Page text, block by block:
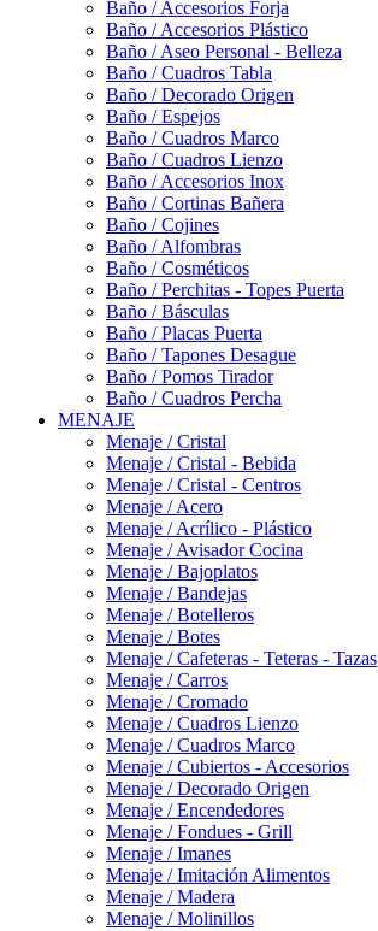
Baño / Accesorios Forja
Baño / Accesorios Plástico
Baño / Aseo Personal - Belleza
Baño / Cuadros Tabla
Baño / Decorado Origen
Baño / Espejos
Baño / Cuadros Marco
Baño / Cuadros Lienzo
Baño / Accesorios Inox
Baño / Cortinas Bañera
Baño / Cojines
Baño / Alfombras
Baño / Cosméticos
Baño / Perchitas - Topes Puerta
Baño / Básculas
Baño / Placas Puerta
Baño / Tapones Desague
Baño / Pomos Tirador
Baño / Cuadros Percha
MENAJE
Menaje / Cristal
Menaje / Cristal - Bebida
Menaje / Cristal - Centros
Menaje / Acero
Menaje / Acrílico - Plástico
Menaje / Avisador Cocina
Menaje / Bajoplatos
Menaje / Bandejas
Menaje / Botelleros
Menaje / Botes
Menaje / Cafeteras - Teteras - Tazas
Menaje / Carros
Menaje / Cromado
Menaje / Cuadros Lienzo
Menaje / Cuadros Marco
Menaje / Cubiertos - Accesorios
Menaje / Decorado Origen
Menaje / Encendedores
Menaje / Fondues - Grill
Menaje / Imanes
Menaje / Imitación Alimentos
Menaje / Madera
Menaje / Molinillos